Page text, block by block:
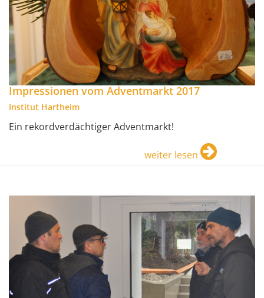
Impressionen vom Adventmarkt 2017
Institut Hartheim
Ein rekordverdächtiger Adventmarkt!
weiter lesen